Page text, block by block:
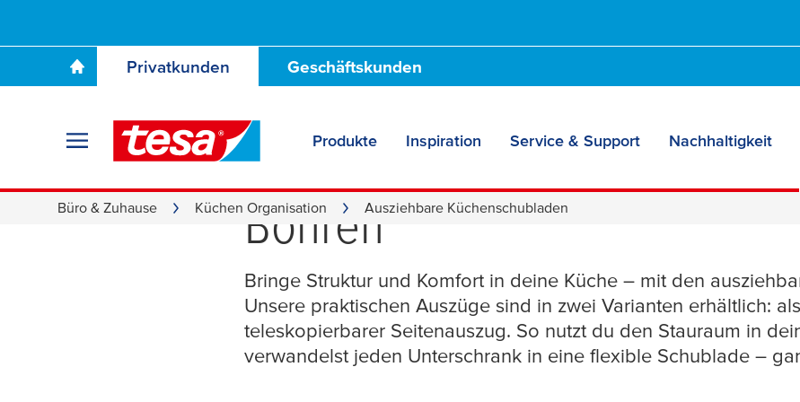
Privatkunden Geschäftskunden
Produkte Inspiration Service & Support Nachhaltigkeit
Büro & Zuhause Küchen Organisation Ausziehbare Küchenschubladen
Auszüge für
Bohren
Bringe Struktur und Komfort in deine Küche – mit den
Unsere praktischen Auszüge sind in zwei Varianten erhältlich:
teleskopierbarer Seitenauszug. So nutzt du den Stauraum in
verwandelst jeden Unterschrank in eine flexible Schublade –